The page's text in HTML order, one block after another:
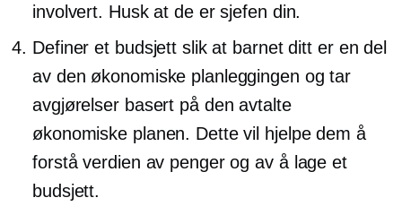
involvert. Husk at de er sjefen din.
Definer et budsjett slik at barnet ditt er en del
av den økonomiske planleggingen og tar
avgjørelser basert på den avtalte
økonomiske planen. Dette vil hjelpe dem å
forstå verdien av penger og av å lage et
budsjett.